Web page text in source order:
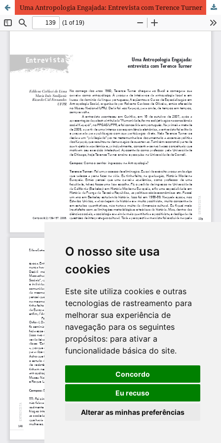
O nosso site usa
cookies
Este site utiliza cookies e outras
tecnologias de rastreamento para
melhorar sua experiência de
navegação para os seguintes
propósitos: para ativar a
funcionalidade básica do site.
Concordo
Eu recuso
Alterar as minhas preferências
Uma Antropologia Engajada: Entrevista com Terence Turner